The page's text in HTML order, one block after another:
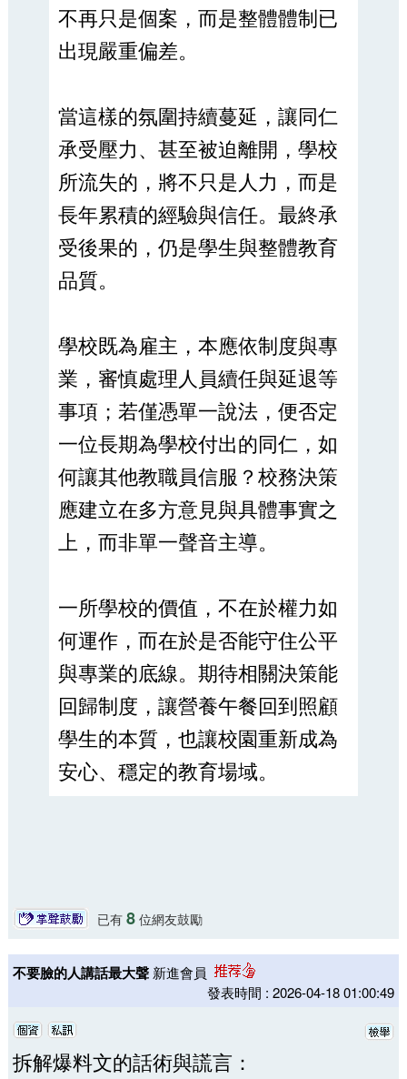
不再只是個案，而是整體體制已
出現嚴重偏差。
當這樣的氛圍持續蔓延，讓同仁
承受壓力、甚至被迫離開，學校
所流失的，將不只是人力，而是
長年累積的經驗與信任。最終承
受後果的，仍是學生與整體教育
品質。
學校既為雇主，本應依制度與專
業，審慎處理人員續任與延退等
事項；若僅憑單一說法，便否定
一位長期為學校付出的同仁，如
何讓其他教職員信服？校務決策
應建立在多方意見與具體事實之
上，而非單一聲音主導。
一所學校的價值，不在於權力如
何運作，而在於是否能守住公平
與專業的底線。期待相關決策能
回歸制度，讓營養午餐回到照顧
學生的本質，也讓校園重新成為
安心、穩定的教育場域。
已有 8位網友鼓勵
不要臉的人講話最大聲 新進會員
發表時間 : 2026-04-18 01:00:49
拆解爆料文的話術與謊言：